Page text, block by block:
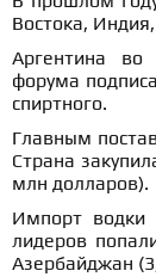
Востока,
Аргентина во
форума
спиртного.
Главным
Страна
млн долларов).
Импорт водки
лидеров
Азербайджан